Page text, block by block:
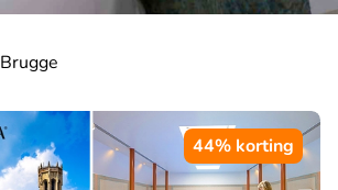
Brugge
44% korting